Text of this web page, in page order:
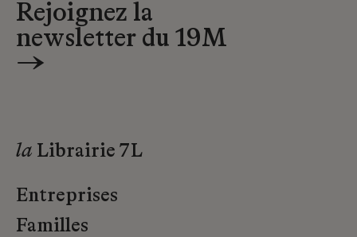
Rejoignez la
newsletter du 19M
→
la Librairie 7L
Entreprises
Familles